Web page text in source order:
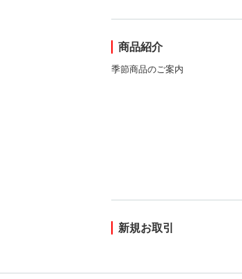
商品紹介
季節商品のご案内
新規お取引